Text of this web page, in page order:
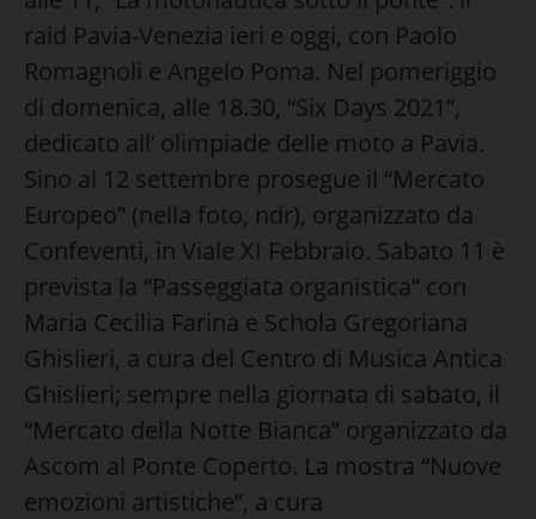
raid Pavia-Venezia ieri e oggi, con Paolo
Romagnoli e Angelo Poma. Nel pomeriggio
di domenica, alle 18.30, “Six Days 2021”,
dedicato all’ olimpiade delle moto a Pavia.
Sino al 12 settembre prosegue il “Mercato
Europeo” (nella foto, ndr), organizzato da
Confeventi, in Viale XI Febbraio. Sabato 11 è
prevista la “Passeggiata organistica” con
Maria Cecilia Farina e Schola Gregoriana
Ghislieri, a cura del Centro di Musica Antica
Ghislieri; sempre nella giornata di sabato, il
“Mercato della Notte Bianca” organizzato da
Ascom al Ponte Coperto. La mostra “Nuove
emozioni artistiche”, a cura